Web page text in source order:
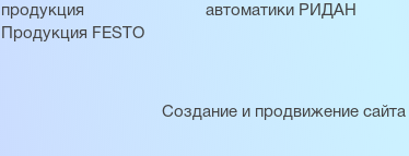
продукция
Продукция FESTO
автоматики РИДАН
Создание и продвижение сайта